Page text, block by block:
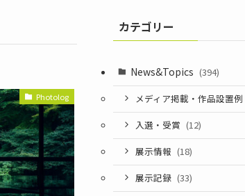
Photolog
カテゴリー
News&Topics (394)
メディア掲載・作品設置例
入選・受賞 (12)
展示情報 (18)
展示記録 (33)